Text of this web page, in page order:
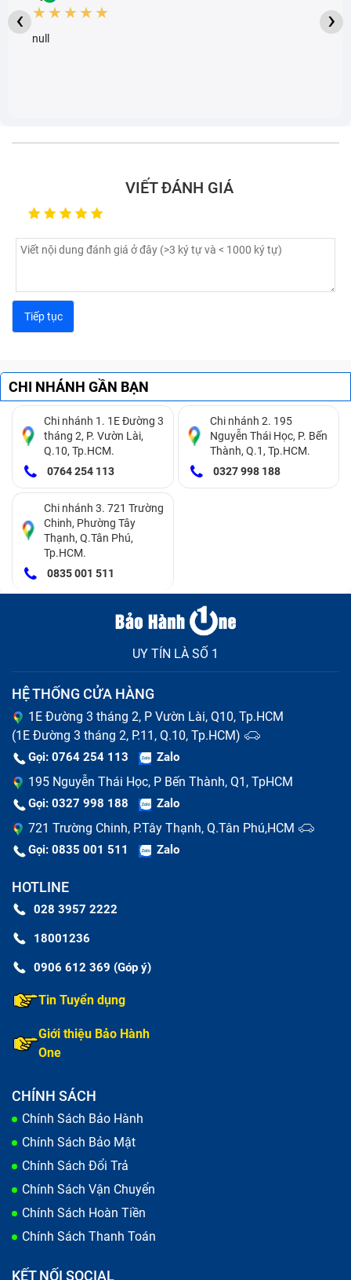
★★★★★
null
‹ ›
VIẾT ĐÁNH GIÁ
CHI NHÁNH GẦN BẠN
Chi nhánh 1. 1E Đường 3
tháng 2, P. Vườn Lài,
Q.10, Tp.HCM.
0764 254 113
Chi nhánh 2. 195
Nguyễn Thái Học, P. Bến
Thành, Q.1, Tp.HCM.
0327 998 188
Chi nhánh 3. 721 Trường
Chinh, Phường Tây
Thạnh, Q.Tân Phú,
Tp.HCM.
0835 001 511
UY TÍN LÀ SỐ 1
HỆ THỐNG CỬA HÀNG
1E Đường 3 tháng 2, P Vườn Lài, Q10, Tp.HCM
(1E Đường 3 tháng 2, P.11, Q.10, Tp.HCM)
Gọi: 0764 254 113 Zalo
195 Nguyễn Thái Học, P Bến Thành, Q1, TpHCM
Gọi: 0327 998 188 Zalo
721 Trường Chinh, P.Tây Thạnh, Q.Tân Phú,HCM
Gọi: 0835 001 511 Zalo
HOTLINE
028 3957 2222
18001236
0906 612 369 (Góp ý)
Tin Tuyển dụng
Giới thiệu Bảo Hành
One
CHÍNH SÁCH
Chính Sách Bảo Hành
Chính Sách Bảo Mật
Chính Sách Đổi Trả
Chính Sách Vận Chuyển
Chính Sách Hoàn Tiền
Chính Sách Thanh Toán
KẾT NỐI SOCIAL